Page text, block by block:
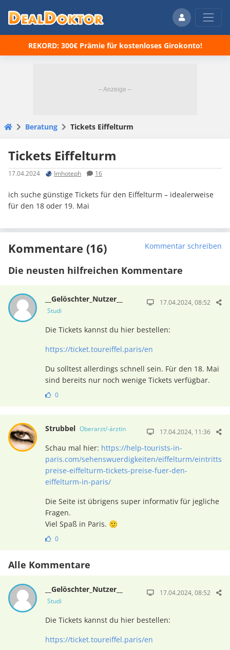
REKORD: 300€ Prämie für kostenloses Girokonto!
Beratung Tickets Eiffelturm
Tickets Eiffelturm
17.04.2024 Imhoteph 16
ich suche günstige Tickets für den Eiffelturm – idealerweise
für den 18 oder 19. Mai
Kommentare (16) Kommentar schreiben
Die neusten hilfreichen Kommentare
__Gelöschter_Nutzer__
Studi
17.04.2024, 08:52
Die Tickets kannst du hier bestellen:
https://ticket.toureiffel.paris/en
Du solltest allerdings schnell sein. Für den 18. Mai
sind bereits nur noch wenige Tickets verfügbar.
0
Strubbel Oberarzt/-ärztin 17.04.2024, 11:36
Schau mal hier: https://help-tourists-in-
paris.com/sehenswuerdigkeiten/eiffelturm/eintritts
preise-eiffelturm-tickets-preise-fuer-den-
eiffelturm-in-paris/
Die Seite ist übrigens super informativ für jegliche
Fragen.
Viel Spaß in Paris. 🙂
0
Alle Kommentare
__Gelöschter_Nutzer__
Studi
17.04.2024, 08:52
Die Tickets kannst du hier bestellen:
https://ticket.toureiffel.paris/en